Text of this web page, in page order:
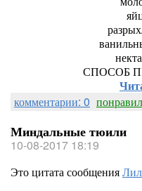
СПОСОБ
комментарии: 0
Миндальные тюили
10-08-2017 18:19
Это цитата сообщения